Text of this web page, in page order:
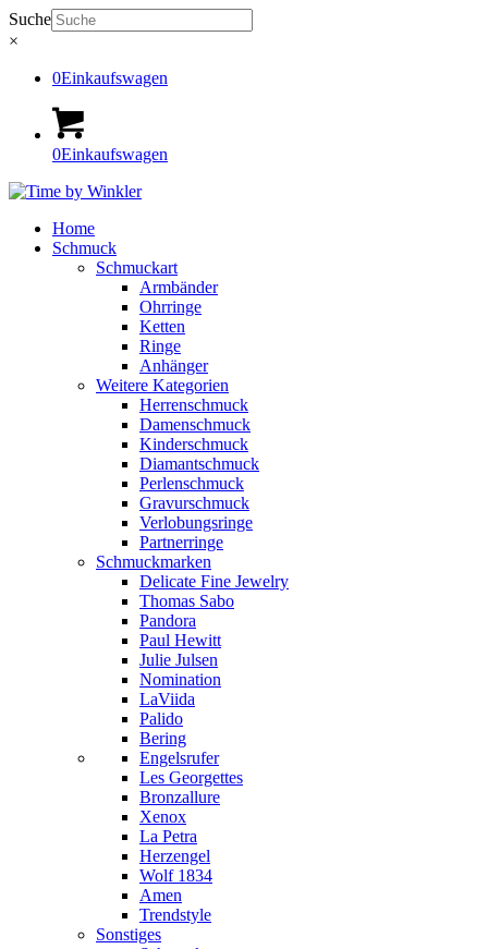
Suche
×
0Einkaufswagen
0Einkaufswagen
Home
Schmuck
Schmuckart
Armbänder
Ohrringe
Ketten
Ringe
Anhänger
Weitere Kategorien
Herrenschmuck
Damenschmuck
Kinderschmuck
Diamantschmuck
Perlenschmuck
Gravurschmuck
Verlobungsringe
Partnerringe
Schmuckmarken
Delicate Fine Jewelry
Thomas Sabo
Pandora
Paul Hewitt
Julie Julsen
Nomination
LaViida
Palido
Bering
Engelsrufer
Les Georgettes
Bronzallure
Xenox
La Petra
Herzengel
Wolf 1834
Amen
Trendstyle
Sonstiges